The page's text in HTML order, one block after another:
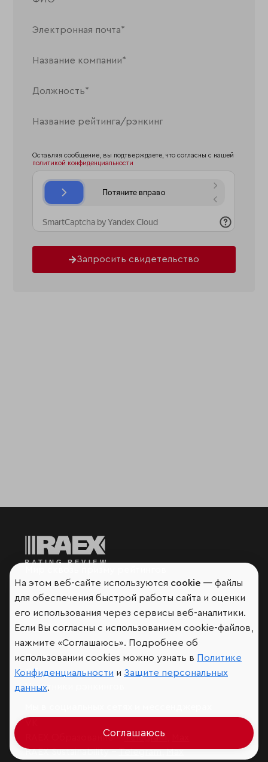
Оставляя сообщение, вы подтверждаете, что согласны с нашей
политикой конфиденциальности
Запросить свидетельство
Аналитика
Контактная информация
Подписаться на рассылку
Обратная связь
Участники рэнкингов
RAEX Образование –Telegram
RAEX Sustainability –Telegram,Max
На этом веб-сайте используются cookie — файлы
для обеспечения быстрой работы сайта и оценки
его использования через сервисы веб-аналитики.
Если Вы согласны с использованием cookie-файлов,
нажмите «Соглашаюсь». Подробнее об
использовании cookies можно узнать в Политике
Конфиденциальности и Защите персональных
данных.
Соглашаюсь